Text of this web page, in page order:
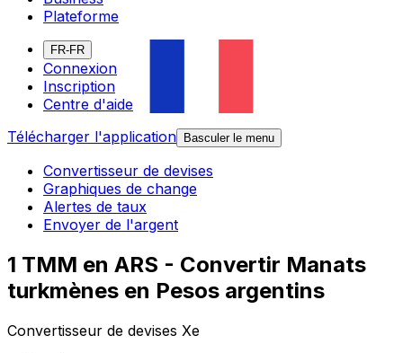
Plateforme
FR-FR
Connexion
Inscription
Centre d'aide
Télécharger l'application
Basculer le menu
Convertisseur de devises
Graphiques de change
Alertes de taux
Envoyer de l'argent
1 TMM en ARS - Convertir Manats
turkmènes en Pesos argentins
Convertisseur de devises Xe